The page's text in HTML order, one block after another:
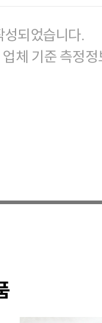
성되었습니다.
체 기준 측정정